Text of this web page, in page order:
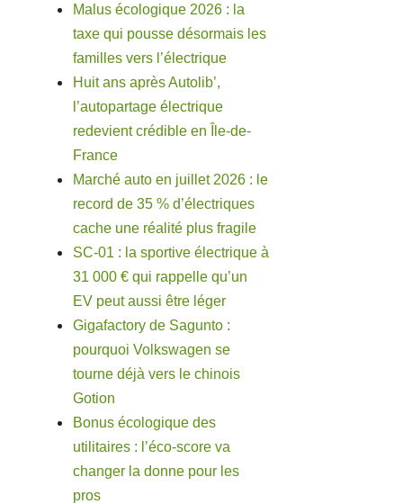
Malus écologique 2026 : la
taxe qui pousse désormais les
familles vers l’électrique
Huit ans après Autolib’,
l’autopartage électrique
redevient crédible en Île-de-
France
Marché auto en juillet 2026 : le
record de 35 % d’électriques
cache une réalité plus fragile
SC-01 : la sportive électrique à
31 000 € qui rappelle qu’un
EV peut aussi être léger
Gigafactory de Sagunto :
pourquoi Volkswagen se
tourne déjà vers le chinois
Gotion
Bonus écologique des
utilitaires : l’éco-score va
changer la donne pour les
pros